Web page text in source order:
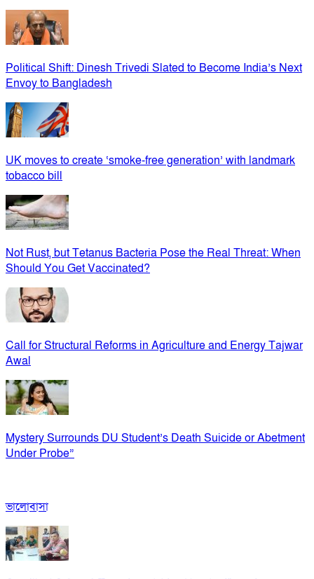
Political Shift: Dinesh Trivedi Slated to Become India’s Next
Envoy to Bangladesh
UK moves to create ‘smoke-free generation’ with landmark
tobacco bill
Not Rust, but Tetanus Bacteria Pose the Real Threat: When
Should You Get Vaccinated?
Call for Structural Reforms in Agriculture and Energy Tajwar
Awal
Mystery Surrounds DU Student’s Death Suicide or Abetment
Under Probe”
ভালোবাসা